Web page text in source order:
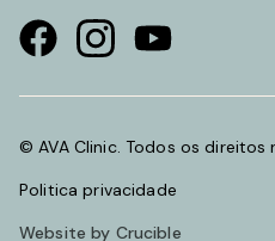
Visit our Facebook page
Visit our instagram
Visit our
© AVA Clinic. Todos os direitos
Politica privacidade
Website by Crucible